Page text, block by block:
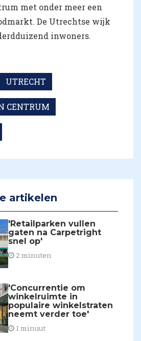
met onder meer een
De Utrechtse wijk
inwoners.
UTRECHT
CENTRUM
artikelen
'Retailparken vullen
gaten na Carpetright
snel op'
2 minuten
'Concurrentie om
winkelruimte in
populaire winkelstraten
neemt verder toe'
1 minuut